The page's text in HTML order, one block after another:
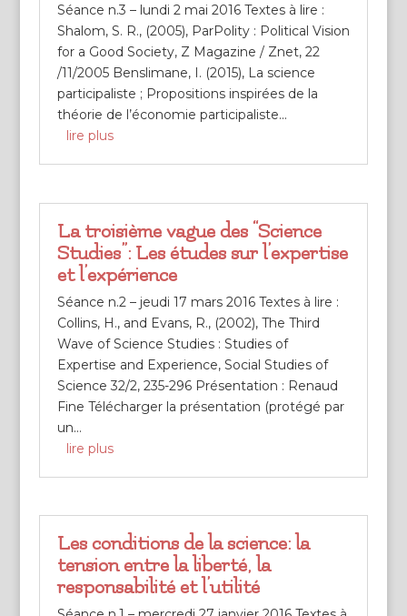
Séance n.3 – lundi 2 mai 2016 Textes à lire :
Shalom, S. R., (2005), ParPolity : Political Vision
for a Good Society, Z Magazine / Znet, 22
/11/2005 Benslimane, I. (2015), La science
participaliste ; Propositions inspirées de la
théorie de l’économie participaliste...
lire plus
La troisième vague des “Science
Studies”: Les études sur l’expertise
et l’expérience
Séance n.2 – jeudi 17 mars 2016 Textes à lire :
Collins, H., and Evans, R., (2002), The Third
Wave of Science Studies : Studies of
Expertise and Experience, Social Studies of
Science 32/2, 235-296 Présentation : Renaud
Fine Télécharger la présentation (protégé par
un...
lire plus
Les conditions de la science: la
tension entre la liberté, la
responsabilité et l’utilité